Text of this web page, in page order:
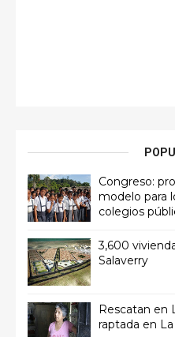
Congreso:
modelo para
colegios
3,600
Salaverry
Rescatan en
raptada en